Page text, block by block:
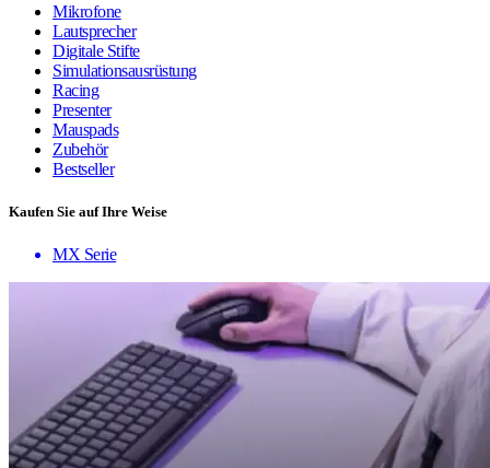
Mikrofone
Lautsprecher
Digitale Stifte
Simulationsausrüstung
Racing
Presenter
Mauspads
Zubehör
Bestseller
Kaufen Sie auf Ihre Weise
MX Serie